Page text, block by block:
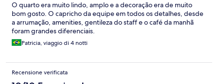
O quarto era muito lindo, amplo e a decoração era de muito
bom gosto. O capricho da equipe em todos os detalhes, desde
a arrumação, amenities, gentileza do staff e o café da manhã
foram grandes diferenciais.
Patricia, viaggio di 4 notti
Recensione verificata